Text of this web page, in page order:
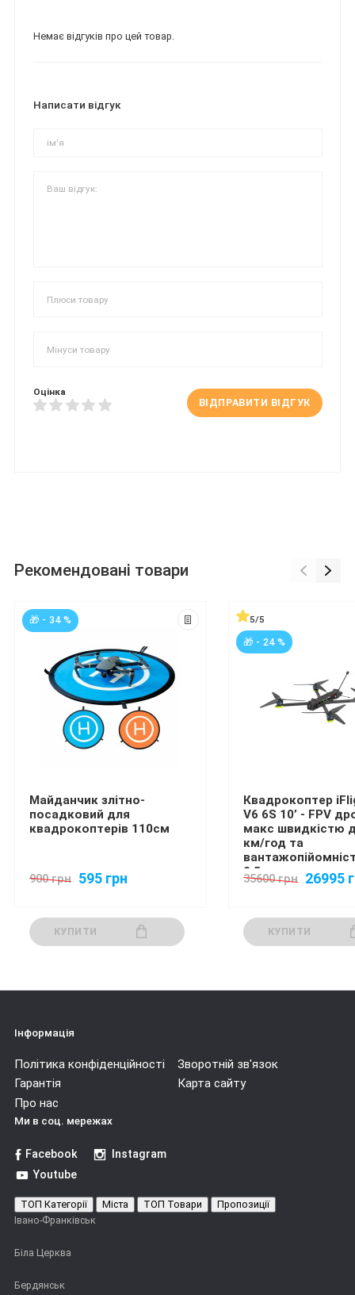
Немає відгуків про цей товар.
Написати відгук
Оцінка
ВІДПРАВИТИ ВІДГУК
Рекомендовані товари
🎁 - 34 %
Майданчик злітно-
посадковий для
квадрокоптерів 110см
900 грн 595 грн
КУПИТИ
5/5
🎁 - 24 %
Квадрокоптер
V6 6S 10’ - FPV
макс швидкістю
км/год та
2,5 кг
35600 грн 26995
КУПИТИ
Інформація
Політика конфіденційності
Зворотній зв'язок
Гарантія
Карта сайту
Про нас
Ми в соц. мережах
Facebook
Instagram
Youtube
ТОП Категорії Міста ТОП Товари
Пропозиції
Івано-Франківськ
Біла Церква
Бердянськ